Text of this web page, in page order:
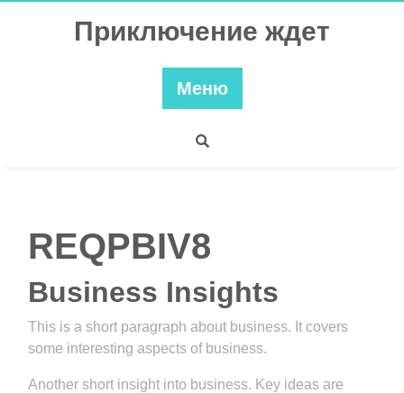
Приключение ждет
Меню
REQPBIV8
Business Insights
This is a short paragraph about business. It covers
some interesting aspects of business.
Another short insight into business. Key ideas are